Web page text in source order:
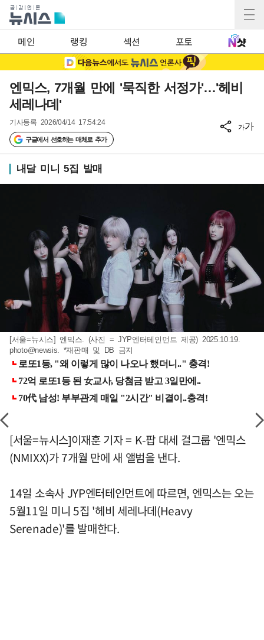
메인 랭킹 섹션 포토
엔믹스, 7개월 만에 '묵직한 서정가'…'헤비
세레나데'
기사등록 2026/04/14 17:54:24
구글에서 선호하는 매체로 추가
가가
내달 미니 5집 발매
[서울=뉴시스] 엔믹스. (사진 = JYP엔터테인먼트 제공) 2025.10.19.
photo@newsis. *재판매 및 DB 금지
[서울=뉴시스]이재훈 기자 = K-팝 대세 걸그룹 '엔믹스
(NMIXX)가 7개월 만에 새 앨범을 낸다.
14일 소속사 JYP엔터테인먼트에 따르면, 엔믹스는 오는
5월11일 미니 5집 '헤비 세레나데(Heavy
Serenade)'를 발매한다.